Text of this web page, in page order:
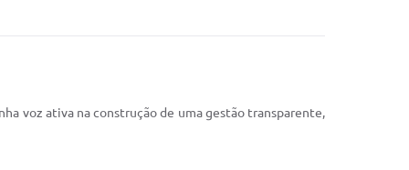
voz ativa na construção de uma gestão transparente,